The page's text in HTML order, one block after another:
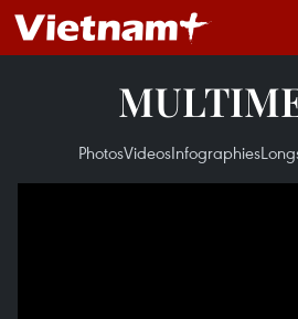
PhotosVideosInfographies